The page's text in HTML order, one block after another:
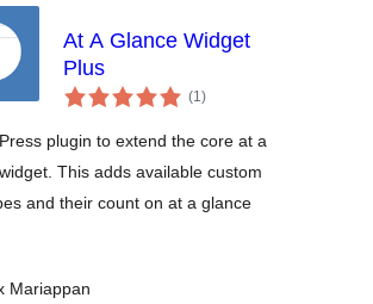
At A Glance Widget
Plus
(1vērtējumu
kopsumma
)
plugin to extend the core at a
This adds available custom
and their count on at a glance
Mariappan